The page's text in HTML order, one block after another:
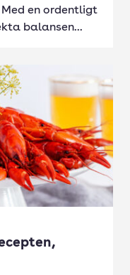
en ordentligt
balansen...